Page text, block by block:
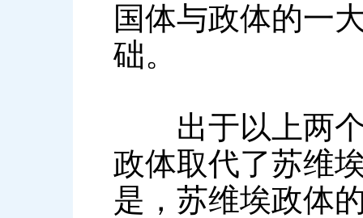
国体与政体的一
础。
出于以上两个
政体取代了苏维
是，苏维埃政体